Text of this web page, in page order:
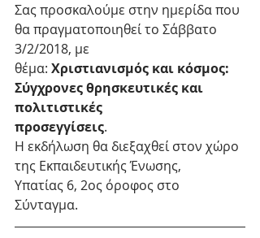
Σας προσκαλούμε στην ημερίδα που
θα πραγματοποιηθεί το Σάββατο
3/2/2018, με
θέμα: Χριστιανισμός και κόσμος:
Σύγχρονες θρησκευτικές και
πολιτιστικές
προσεγγίσεις.
Η εκδήλωση θα διεξαχθεί στον χώρο
της Εκπαιδευτικής Ένωσης,
Υπατίας 6, 2ος όροφος στο
Σύνταγμα.